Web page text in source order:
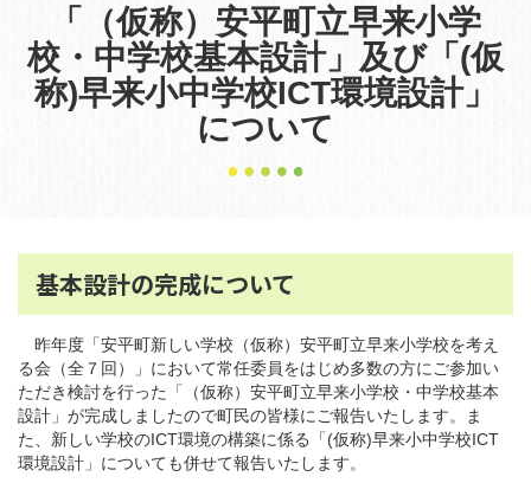
「（仮称）安平町⽴早来⼩学
校・中学校基本設計」及び「(仮
称)早来小中学校ICT環境設計」
について
基本設計の完成について
昨年度「安平町新しい学校（仮称）安平町立早来小学校を考え
る会（全７回）」において常任委員をはじめ多数の方にご参加い
ただき検討を行った「（仮称）安平町⽴早来⼩学校・中学校基本
設計」が完成しましたので町民の皆様にご報告いたします。ま
た、新しい学校のICT環境の構築に係る「(仮称)早来小中学校ICT
環境設計」についても併せて報告いたします。